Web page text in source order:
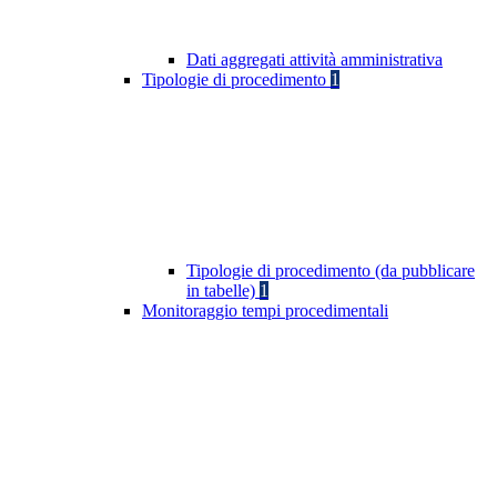
Dati aggregati attività amministrativa
Tipologie di procedimento 1
Tipologie di procedimento (da pubblicare
in tabelle) 1
Monitoraggio tempi procedimentali